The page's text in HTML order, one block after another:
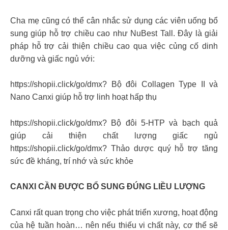
Cha mẹ cũng có thể cân nhắc sử dụng các viên uống bổ
sung giúp hỗ trợ chiều cao như NuBest Tall. Đây là giải
pháp hỗ trợ cải thiện chiều cao qua việc củng cố dinh
dưỡng và giấc ngủ với:
https://shopii.click/go/dmx? Bộ đôi Collagen Type II và
Nano Canxi giúp hỗ trợ linh hoạt hấp thụ
https://shopii.click/go/dmx? Bộ đôi 5-HTP và bạch quả
giúp cải thiện chất lượng giấc ngủ
https://shopii.click/go/dmx? Thảo dược quý hỗ trợ tăng
sức đề kháng, trí nhớ và sức khỏe
CANXI CẦN ĐƯỢC BỔ SUNG ĐÚNG LIỀU LƯỢNG
Canxi rất quan trọng cho việc phát triển xương, hoạt động
của hệ tuần hoàn… nên nếu thiếu vi chất này, cơ thể sẽ